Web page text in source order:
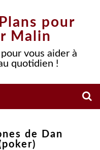
pour
Malin
vous aider à
quotidien !
de Dan